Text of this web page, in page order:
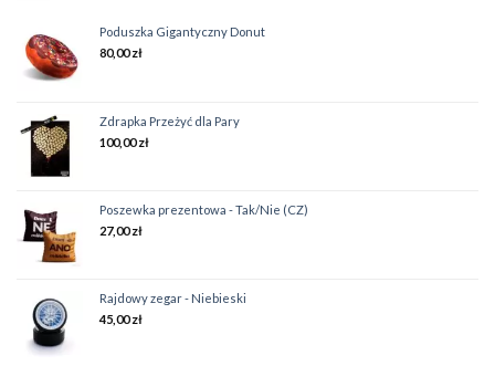
Poduszka Gigantyczny Donut
80,00zł
Zdrapka Przeżyć dla Pary
100,00zł
Poszewka prezentowa - Tak/Nie (CZ)
27,00zł
Rajdowy zegar - Niebieski
45,00zł